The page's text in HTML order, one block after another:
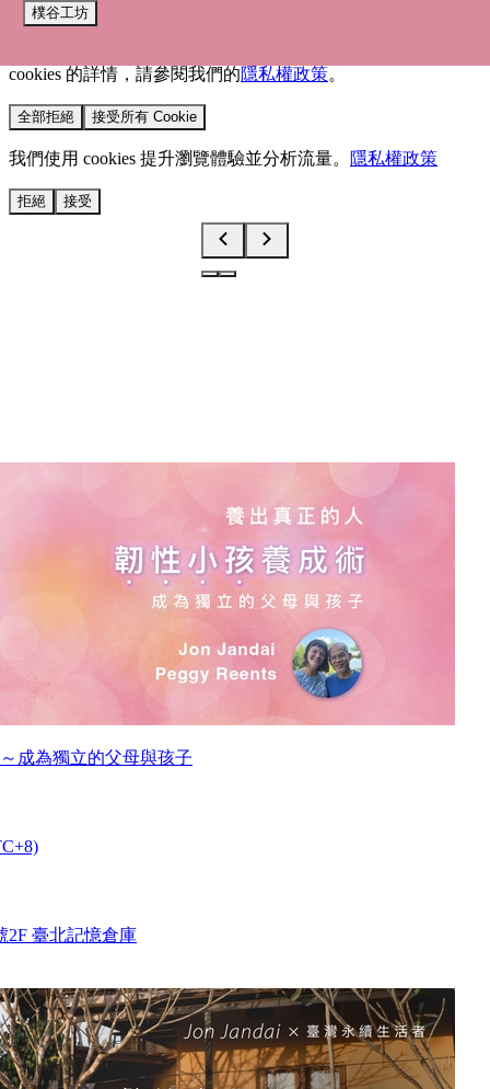
我們使用 cookies 來提升您的瀏覽體驗並分析網站流量。
cookies 的詳情，請參閱我們的隱私權政策。
全部拒絕 接受所有 Cookie
我們使用 cookies 提升瀏覽體驗並分析流量。 隱私權政策
拒絕 接受
樸谷工坊
成為獨立的父母與孩子
2F 臺北記憶倉庫